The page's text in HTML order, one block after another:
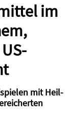
im
mit Heil-